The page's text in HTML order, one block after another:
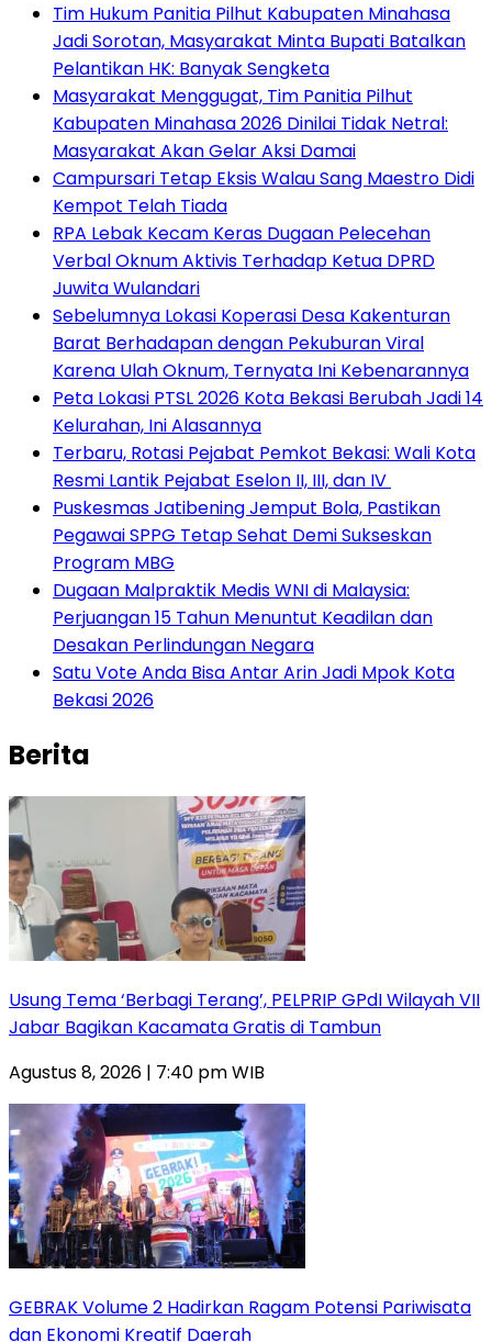
Tim Hukum Panitia Pilhut Kabupaten Minahasa
Jadi Sorotan, Masyarakat Minta Bupati Batalkan
Pelantikan HK: Banyak Sengketa
Masyarakat Menggugat, Tim Panitia Pilhut
Kabupaten Minahasa 2026 Dinilai Tidak Netral:
Masyarakat Akan Gelar Aksi Damai
Campursari Tetap Eksis Walau Sang Maestro Didi
Kempot Telah Tiada
RPA Lebak Kecam Keras Dugaan Pelecehan
Verbal Oknum Aktivis Terhadap Ketua DPRD
Juwita Wulandari
Sebelumnya Lokasi Koperasi Desa Kakenturan
Barat Berhadapan dengan Pekuburan Viral
Karena Ulah Oknum, Ternyata Ini Kebenarannya
Peta Lokasi PTSL 2026 Kota Bekasi Berubah Jadi 14
Kelurahan, Ini Alasannya
‎Terbaru, Rotasi Pejabat Pemkot Bekasi: Wali Kota
Resmi Lantik Pejabat Eselon II, III, dan IV ‎
Puskesmas Jatibening Jemput Bola, Pastikan
Pegawai SPPG Tetap Sehat Demi Sukseskan
Program MBG
‎Dugaan Malpraktik Medis WNI di Malaysia:
Perjuangan 15 Tahun Menuntut Keadilan dan
Desakan Perlindungan Negara
Satu Vote Anda Bisa Antar Arin Jadi Mpok Kota
Bekasi 2026
Berita
‎Usung Tema ‘Berbagi Terang’, PELPRIP GPdI Wilayah VII
Jabar Bagikan Kacamata Gratis di Tambun
Agustus 8, 2026 | 7:40 pm WIB
GEBRAK Volume 2 Hadirkan Ragam Potensi Pariwisata
dan Ekonomi Kreatif Daerah